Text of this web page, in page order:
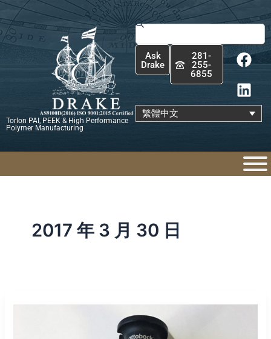
跳
至
主
Torlon PAI, PEEK & High Performance
Polymer Manufacturing
搜
尋
Ask
Drake
281-
255-
6855
F
a
c
e
b
o
k
L
i
n
k
e
d
n
繁體中文
2017 年 3 月 30 日